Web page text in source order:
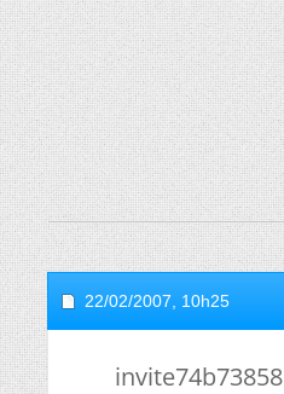
22/02/2007, 10h25
invite74b73858